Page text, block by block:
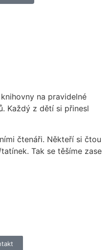
na pravidelné
Každý z dětí si přinesl
čtenáři. Někteří si čtou
Tak se těšíme zase